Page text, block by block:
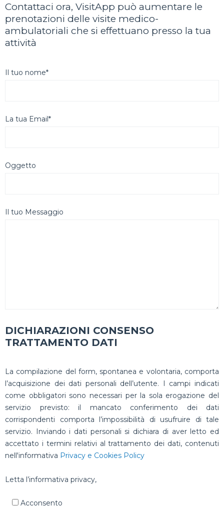
Contattaci ora, VisitApp può aumentare le
prenotazioni delle visite medico-
ambulatoriali che si effettuano presso la tua
attività
Il tuo nome*
La tua Email*
Oggetto
Il tuo Messaggio
DICHIARAZIONI CONSENSO
TRATTAMENTO DATI
La compilazione del form, spontanea e volontaria, comporta
l’acquisizione dei dati personali dell’utente. I campi indicati
come obbligatori sono necessari per la sola erogazione del
servizio previsto: il mancato conferimento dei dati
corrispondenti comporta l’impossibilità di usufruire di tale
servizio. Inviando i dati personali si dichiara di aver letto ed
accettato i termini relativi al trattamento dei dati, contenuti
nell'informativa Privacy e Cookies Policy
Letta l’informativa privacy,
Acconsento